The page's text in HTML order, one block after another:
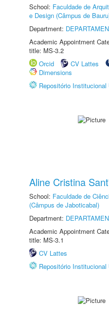
School: Faculdade de
e Design (Câmpus de
Department:
Academic Appointment
title: MS-3.2
Orcid
CV Lattes
Dimensions
Repositório Institucional
Aline Cristina
School: Faculdade de
(Câmpus de Jaboticabal)
Department:
Academic Appointment
title: MS-3.1
CV Lattes
Repositório Institucional